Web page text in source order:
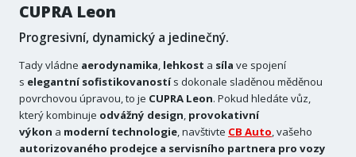
CUPRA Leon
Progresivní, dynamický a jedinečný.
Tady vládne aerodynamika, lehkost a síla ve spojení
s elegantní sofistikovanostís dokonale sladěnou měděnou
povrchovou úpravou, to je CUPRA Leon. Pokud hledáte vůz,
který kombinuje odvážný design, provokativní
výkon a moderní technologie, navštivte CB Auto, vašeho
autorizovaného prodejce a servisního partnera pro vozy